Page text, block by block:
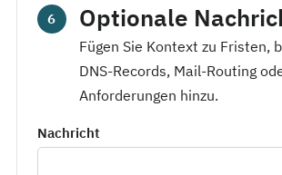
6 Optionale
Fügen Sie Kontext zu Fristen,
DNS-Records, Mail-Routing
Anforderungen hinzu.
Nachricht